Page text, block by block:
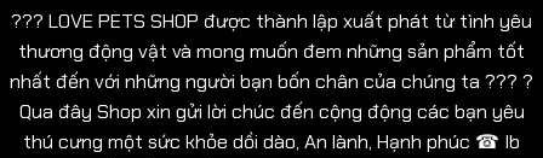
??? LOVE PETS SHOP được thành lập xuất phát từ tình yêu
thương động vật và mong muốn đem những sản phẩm tốt
nhất đến với những người bạn bốn chân của chúng ta ??? ?
Qua đây Shop xin gửi lời chúc đến cộng động các bạn yêu
thú cưng một sức khỏe dồi dào, An lành, Hạnh phúc ☎ Ib